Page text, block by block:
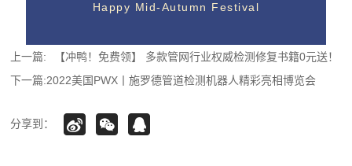
Happy Mid-Autumn Festival
上一篇:
【冲鸭！免费领】 多款管网行业权威检测修复书籍0元送！
下一篇:2022美国PWX丨施罗德管道检测机器人精彩亮相博览会
分享到：